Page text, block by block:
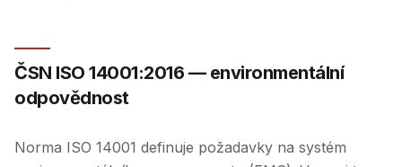
ČSN ISO 14001:2016 — environmentální
odpovědnost
Norma ISO 14001 definuje požadavky na systém